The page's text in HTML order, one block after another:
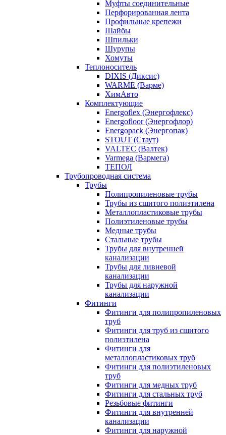
Муфты соединительные
Перфорированная лента
Профильные крепежи
Шайбы
Шпильки
Шурупы
Хомуты
Теплоноситель
DIXIS (Диксис)
WARME (Варме)
ХимАвто
Комплектующие
Energoflex (Энергофлекс)
Energofloor (Энергофлор)
Energopack (Энергопак)
STOUT (Стаут)
VALTEC (Валтек)
Varmega (Вармега)
ТЕПОЛ
Трубопроводная система
Трубы
Полипропиленовые трубы
Трубы из сшитого полиэтилена
Металлопластиковые трубы
Полиэтиленовые трубы
Медные трубы
Стальные трубы
Трубы для внутренней
канализации
Трубы для ливневой
канализации
Трубы для наружной
канализации
Фитинги
Фитинги для полипропиленовых
труб
Фитинги для труб из сшитого
полиэтилена
Фитинги для
металлопластиковых труб
Фитинги для полиэтиленовых
труб
Фитинги для медных труб
Фитинги для стальных труб
Резьбовые фитинги
Фитинги для внутренней
канализации
Фитинги для наружной